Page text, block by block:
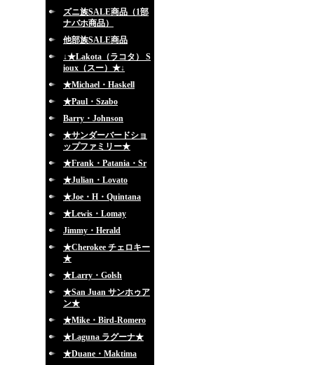
ズニ族SALE商品（1部
ナバホ商品）
他部族SALE商品
↓★Lakota（ラコタ） S
ioux（スー）★↓
★Michael・Haskell
★Paul・Szabo
Barry・Johnson
★サンダーバードショ
ップファミリー★
★Frank・Patania・Sr
★Julian・Lovato
★Joe・H・Quintana
★Lewis・Lomay
Jimmy・Herald
★Cherokee チェロキー
★
★Larry・Golsh
★San Juan サンホゥア
ン★
★Mike・Bird-Romero
★Laguna ラグーナ★
★Duane・Maktima